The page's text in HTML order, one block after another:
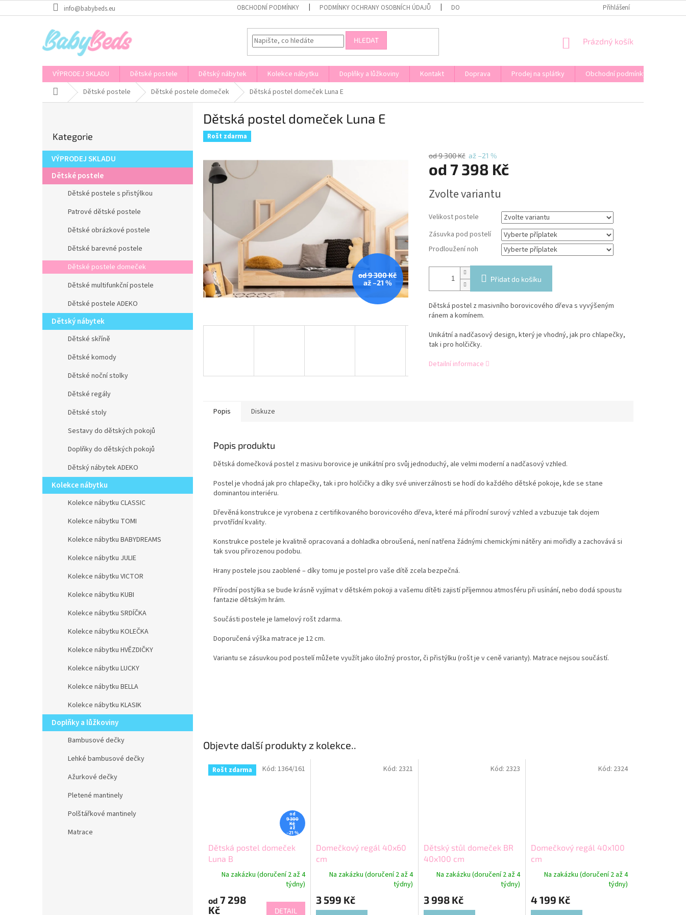
na
info@babybeds.eu OBCHODNÍ PODMÍNKY PODMÍNKY OCHRANY OSOBNÍCH ÚDAJŮ DOPRAVA PRODEJ NA SPLÁTKYPřihlášení
HLEDAT
NÁKUPNÍ
Prázdný košík
VÝPRODEJ SKLADU Dětské postele Dětský nábytek Kolekce nábytku Doplňky a lůžkoviny Kontakt Doprava Prodej na splátky
Obchodní podmínky
Domů Dětské postele Dětské postele domeček Dětská postel domeček Luna E
r
n
kategorie
Kategorie
VÝPRODEJ SKLADU
Dětské postele
Dětské postele s přistýlkou
Patrové dětské postele
Dětské obrázkové postele
Dětské barevné postele
Dětské postele domeček
Dětské multifunkční postele
Dětské postele ADEKO
Dětský nábytek
Dětské skříně
Dětské komody
Dětské noční stolky
Dětské regály
Dětské stoly
Sestavy do dětských pokojů
Doplňky do dětských pokojů
Dětský nábytek ADEKO
Kolekce nábytku
Kolekce nábytku CLASSIC
Kolekce nábytku TOMI
Kolekce nábytku BABYDREAMS
Kolekce nábytku JULIE
Kolekce nábytku VICTOR
Kolekce nábytku KUBI
Kolekce nábytku SRDÍČKA
Kolekce nábytku KOLEČKA
Kolekce nábytku HVĚZDIČKY
Kolekce nábytku LUCKY
Kolekce nábytku BELLA
Kolekce nábytku KLASIK
Doplňky a lůžkoviny
Bambusové dečky
Lehké bambusové dečky
Ažurkové dečky
Pletené mantinely
Polštářkové mantinely
Matrace
Dětská postel domeček Luna E
Rošt zdarma
od 9 300 Kč
až –21 %
od 9 300 Kč až –21 %
od 7 398 Kč
cena:
Zvolte variantu
Velikost postele
Zásuvka pod postelí
Prodloužení noh
Přidat do košíku
Dětská postel z masivního borovicového dřeva s vyvýšeným
ránem a komínem.
Unikátní a nadčasový design, který je vhodný, jak pro chlapečky,
tak i pro holčičky.
Detailní informace
Objevte další produkty z kolekce..
Rošt zdarma
od
9 300
Kč
až
–21 %
Dětská postel domeček
Luna B
Na zakázku (doručení 2 až 4
týdny)
od 7 298
Kč
DETAIL
Kód: 1364/161
Domečkový regál 40x60
cm
Na zakázku (doručení 2 až 4
týdny)
3 599 Kč
Kód: 2321
Dětský stůl domeček BR
40x100 cm
Na zakázku (doručení 2 až 4
týdny)
3 998 Kč
Kód: 2323
Domečkový regál 40x100
cm
Na zakázku (doručení 2 až 4
týdny)
4 199 Kč
Kód: 2324
Popis Diskuze
Popis produktu
Dětská domečková postel z masivu borovice je unikátní pro svůj jednoduchý, ale velmi moderní a nadčasový vzhled.
Postel je vhodná jak pro chlapečky, tak i pro holčičky a díky své univerzálnosti se hodí do každého dětské pokoje, kde se stane
dominantou interiéru.
Dřevěná konstrukce je vyrobena z certifikovaného borovicového dřeva, které má přírodní surový vzhled a vzbuzuje tak dojem
prvotřídní kvality.
Konstrukce postele je kvalitně opracovaná a dohladka obroušená, není natřena žádnými chemickými nátěry ani mořidly a zachovává si
tak svou přirozenou podobu.
Hrany postele jsou zaoblené – díky tomu je postel pro vaše dítě zcela bezpečná.
Přírodní postýlka se bude krásně vyjímat v dětském pokoji a vašemu dítěti zajistí příjemnou atmosféru při usínání, nebo dodá spoustu
fantazie dětským hrám.
Součásti postele je lamelový rošt zdarma.
Doporučená výška matrace je 12 cm.
Variantu se zásuvkou pod postelí můžete využít jako úložný prostor, či přistýlku (rošt je v ceně varianty). Matrace nejsou součástí.